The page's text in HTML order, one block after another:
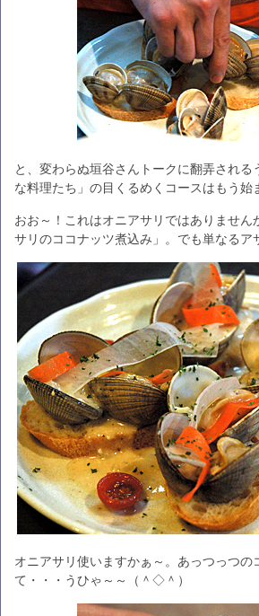
と、変わらぬ垣谷さんトークに翻弄され
な料理たち」の目くるめくコースはもう始
おお～！これはオニアサリではありません
サリのココナッツ煮込み」。でも単なるア
オニアサリ使いますかぁ～。あっつっつ
て・・・うひゃ～～（＾◇＾）